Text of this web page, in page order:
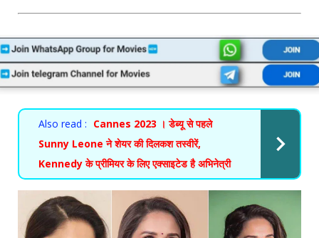
Also read : Cannes 2023 । डेब्यू से पहले
Sunny Leone ने शेयर की दिलकश तस्वीरें,
Kennedy के प्रीमियर के लिए एक्साइटेड है अभिनेत्री